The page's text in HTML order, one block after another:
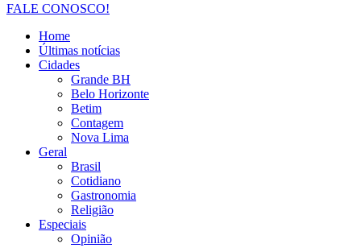
FALE CONOSCO!
Home
Últimas notícias
Cidades
Grande BH
Belo Horizonte
Betim
Contagem
Nova Lima
Geral
Brasil
Cotidiano
Gastronomia
Religião
Especiais
Opinião